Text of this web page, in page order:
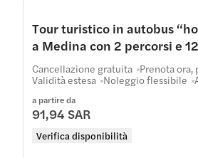
Tour turistico in autobus
a Medina con 2 percorsi e
a partire da
91,94 SAR
Verifica disponibilità
Cancellazione gratuita Prenota ora,
Validità estesa Noleggio flessibile